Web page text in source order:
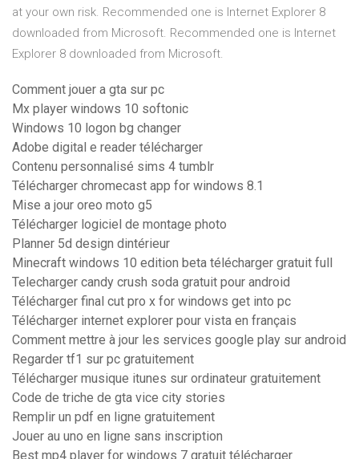
at your own risk. Recommended one is Internet Explorer 8
downloaded from Microsoft. Recommended one is Internet
Explorer 8 downloaded from Microsoft.
Comment jouer a gta sur pc
Mx player windows 10 softonic
Windows 10 logon bg changer
Adobe digital e reader télécharger
Contenu personnalisé sims 4 tumblr
Télécharger chromecast app for windows 8.1
Mise a jour oreo moto g5
Télécharger logiciel de montage photo
Planner 5d design dintérieur
Minecraft windows 10 edition beta télécharger gratuit full
Telecharger candy crush soda gratuit pour android
Télécharger final cut pro x for windows get into pc
Télécharger internet explorer pour vista en français
Comment mettre à jour les services google play sur android
Regarder tf1 sur pc gratuitement
Télécharger musique itunes sur ordinateur gratuitement
Code de triche de gta vice city stories
Remplir un pdf en ligne gratuitement
Jouer au uno en ligne sans inscription
Best mp4 player for windows 7 gratuit télécharger